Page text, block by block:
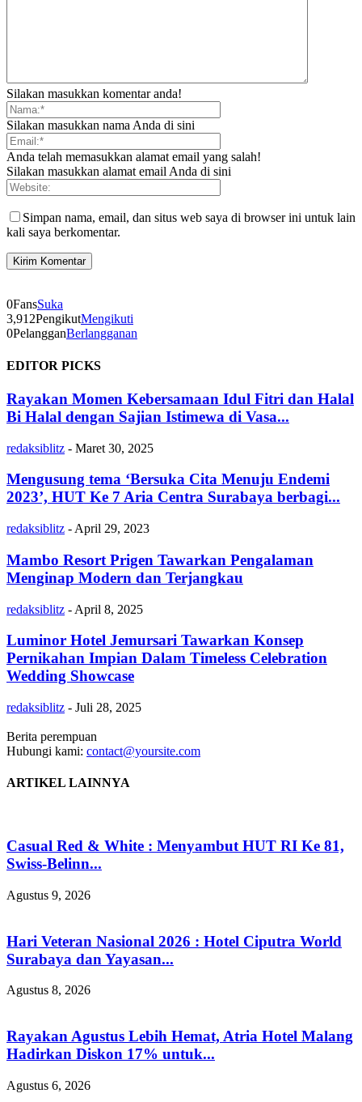
Silakan masukkan komentar anda!
Silakan masukkan nama Anda di sini
Anda telah memasukkan alamat email yang salah!
Silakan masukkan alamat email Anda di sini
Simpan nama, email, dan situs web saya di browser ini untuk lain
kali saya berkomentar.
0FansSuka
3,912PengikutMengikuti
0PelangganBerlangganan
EDITOR PICKS
Rayakan Momen Kebersamaan Idul Fitri dan Halal
Bi Halal dengan Sajian Istimewa di Vasa...
redaksiblitz - Maret 30, 2025
Mengusung tema ‘Bersuka Cita Menuju Endemi
2023’, HUT Ke 7 Aria Centra Surabaya berbagi...
redaksiblitz - April 29, 2023
Mambo Resort Prigen Tawarkan Pengalaman
Menginap Modern dan Terjangkau
redaksiblitz - April 8, 2025
Luminor Hotel Jemursari Tawarkan Konsep
Pernikahan Impian Dalam Timeless Celebration
Wedding Showcase
redaksiblitz - Juli 28, 2025
Berita perempuan
Hubungi kami: contact@yoursite.com
ARTIKEL LAINNYA
Casual Red & White : Menyambut HUT RI Ke 81,
Swiss-Belinn...
Agustus 9, 2026
Hari Veteran Nasional 2026 : Hotel Ciputra World
Surabaya dan Yayasan...
Agustus 8, 2026
Rayakan Agustus Lebih Hemat, Atria Hotel Malang
Hadirkan Diskon 17% untuk...
Agustus 6, 2026